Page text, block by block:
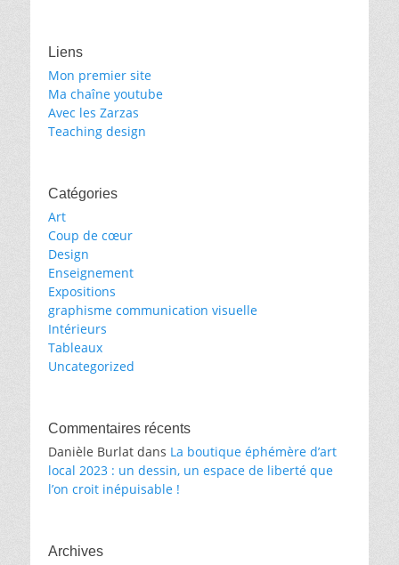
Liens
Mon premier site
Ma chaîne youtube
Avec les Zarzas
Teaching design
Catégories
Art
Coup de cœur
Design
Enseignement
Expositions
graphisme communication visuelle
Intérieurs
Tableaux
Uncategorized
Commentaires récents
Danièle Burlat dans La boutique éphémère d’art
local 2023 : un dessin, un espace de liberté que
l’on croit inépuisable !
Archives